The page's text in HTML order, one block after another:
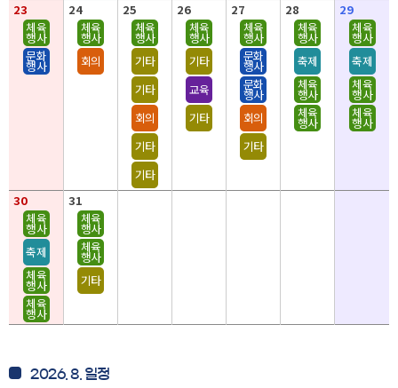
23
체육
행사
문화
행사
24
체육
행사
회의
25
체육
행사
기타
기타
회의
기타
기타
26
체육
행사
기타
교육
기타
27
체육
행사
문화
행사
문화
행사
회의
기타
28
체육
행사
축제
체육
행사
체육
행사
29
체육
행사
축제
체육
행사
체육
행사
30
체육
행사
축제
체육
행사
체육
행사
31
체육
행사
체육
행사
기타
2026. 8. 일정